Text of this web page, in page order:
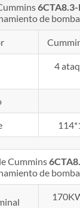
de bomba
4
Cummins
de bomba